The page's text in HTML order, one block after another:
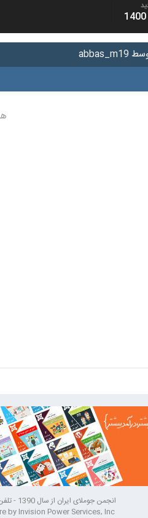
انجمن جوملای ایران از سال 1390 - تلفن تماس 02165399984
by Invision Power Services, Inc.